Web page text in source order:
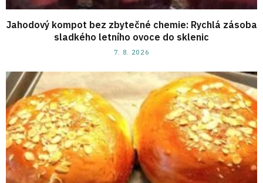
Jahodový kompot bez zbytečné chemie: Rychlá zásoba
sladkého letního ovoce do sklenic
7. 8. 2026